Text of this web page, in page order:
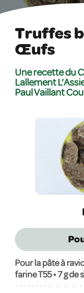
Truffes
Œufs
Une recette du
Lallement
Paul Vaillant
Pour la pâte à
farine T55 • 7 g de